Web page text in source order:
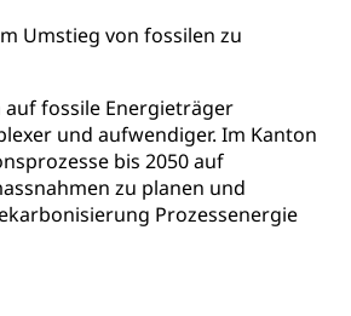
Umstieg von fossilen zu
fossile Energieträger
und aufwendiger. Im Kanton
bis 2050 auf
zu planen und
Prozessenergie
Vermittlung, Selektive
Angewandte Kunst,
Kunst und Bau,